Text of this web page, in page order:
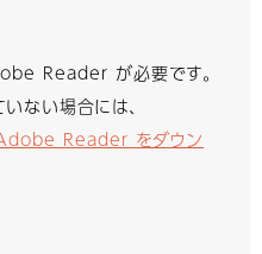
Reader が必要です。
ない場合には、
Reader をダウン